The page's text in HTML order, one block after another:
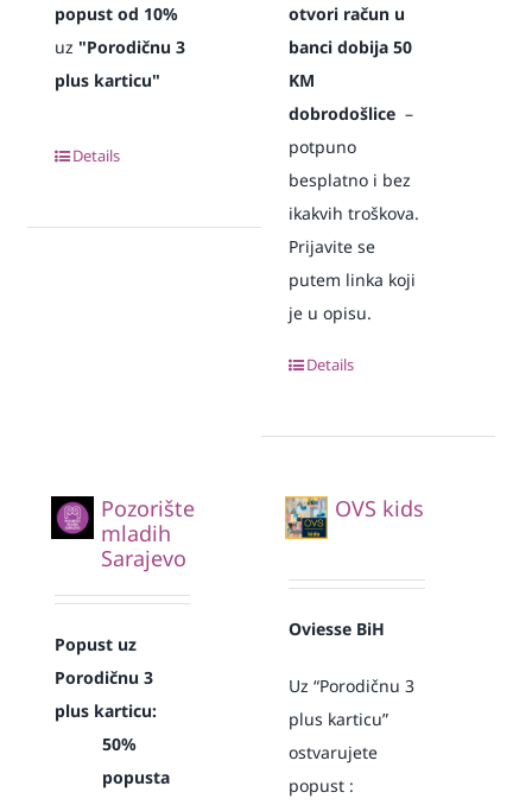
popust od 10%
uz "Porodičnu 3
plus karticu"
Details
otvori račun u
banci dobija 50
KM
dobrodošlice –
potpuno
besplatno i bez
ikakvih troškova.
Prijavite se
putem linka koji
je u opisu.
Details
Pozorište
mladih
Sarajevo
Popust uz
Porodičnu 3
plus karticu:
50%
popusta
OVS kids
Oviesse BiH
Uz “Porodičnu 3
plus karticu”
ostvarujete
popust :